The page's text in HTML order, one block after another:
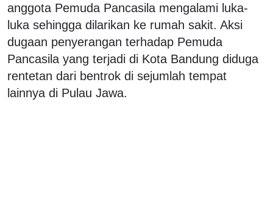
anggota Pemuda Pancasila mengalami luka-
luka sehingga dilarikan ke rumah sakit. Aksi
dugaan penyerangan terhadap Pemuda
Pancasila yang terjadi di Kota Bandung diduga
rentetan dari bentrok di sejumlah tempat
lainnya di Pulau Jawa.